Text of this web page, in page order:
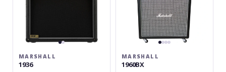
MARSHALL
1936
MARSHALL
1960BX